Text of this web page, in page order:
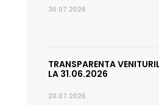
30.07.2026
TRANSPARENTA
LA 31.06.2026
20.07.2026